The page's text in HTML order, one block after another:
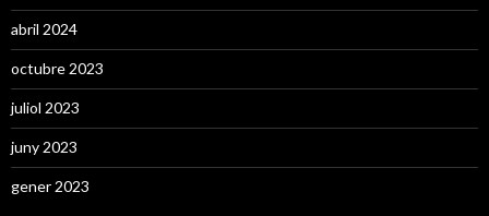
abril 2024
octubre 2023
juliol 2023
juny 2023
gener 2023